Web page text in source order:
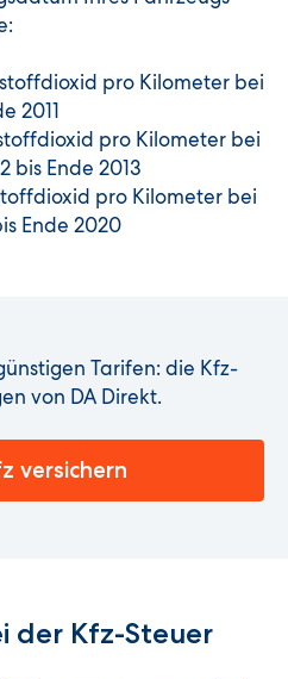
pro Kilometer bei
2011
pro Kilometer bei
bis Ende 2013
pro Kilometer bei
Ende 2020
Tarifen: die Kfz-
von DA Direkt.
versichern
der Kfz-Steuer